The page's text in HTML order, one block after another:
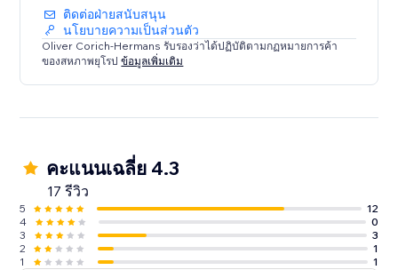
ติดต่อฝ่ายสนับสนุน
นโยบายความเป็นส่วนตัว
Oliver Corich-Hermans รับรองว่าได้ปฏิบัติตามกฏหมายการค้า
ของสหภาพยุโรปข้อมูลเพิ่มเติม
คะแนนเฉลี่ย 4.3
17 รีวิว
5
12
4
0
3
3
2
1
1
1